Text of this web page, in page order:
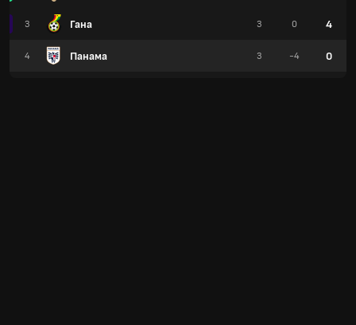
3 Гана
4 Панама
3 0 4
3 -4 0